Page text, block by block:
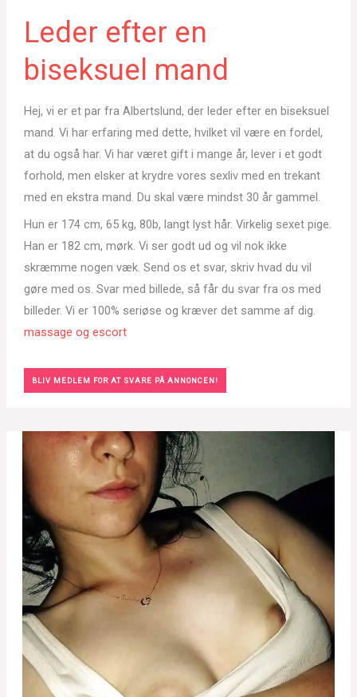
Leder efter en
biseksuel mand
Hej, vi er et par fra Albertslund, der leder efter en biseksuel
mand. Vi har erfaring med dette, hvilket vil være en fordel,
at du også har. Vi har været gift i mange år, lever i et godt
forhold, men elsker at krydre vores sexliv med en trekant
med en ekstra mand. Du skal være mindst 30 år gammel.
Hun er 174 cm, 65 kg, 80b, langt lyst hår. Virkelig sexet pige.
Han er 182 cm, mørk. Vi ser godt ud og vil nok ikke
skræmme nogen væk. Send os et svar, skriv hvad du vil
gøre med os. Svar med billede, så får du svar fra os med
billeder. Vi er 100% seriøse og kræver det samme af dig.
massage og escort
BLIV MEDLEM FOR AT SVARE PÅ ANNONCEN!